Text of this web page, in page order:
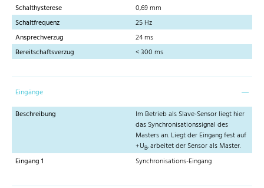
Schalthysterese
0,69 mm
Schaltfrequenz
25 Hz
Ansprechverzug
24 ms
Bereitschaftsverzug
< 300 ms
Eingänge
Beschreibung
Im Betrieb als Slave-Sensor liegt hier
das Synchronisationssignal des
Masters an. Liegt der Eingang fest auf
+UB, arbeitet der Sensor als Master.
Eingang 1
Synchronisations-Eingang